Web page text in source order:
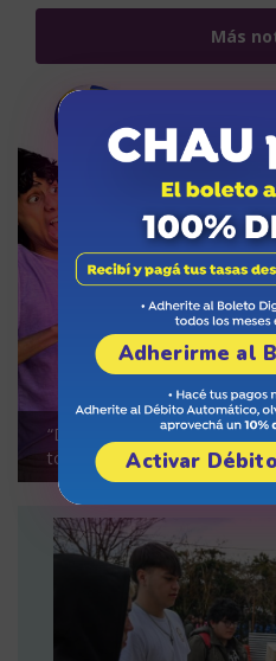
Más
“Drago, la aventura de
toda la familia
Adherirme al
Activar